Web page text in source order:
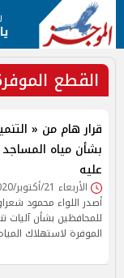
القطع
قرار هام من «
بشأن مياه
عليه
الأربعاء 21/أكتوبر/2020 - 10:18 ص
أصدر اللواء محمود
للمحافظين بشأن آليات
الموفرة لاستهلاك